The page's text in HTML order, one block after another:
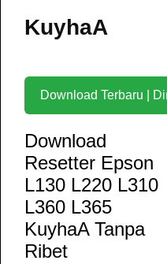
KuyhaA
Download
Resetter Epson
L130 L220 L310
L360 L365
KuyhaA Tanpa
Ribet